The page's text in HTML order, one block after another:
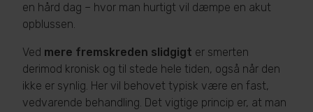
en hård dag – hvor man hurtigt vil dæmpe en akut
opblussen.
Ved mere fremskreden slidgigt er smerten
derimod kronisk og til stede hele tiden, også når den
ikke er synlig. Her vil behovet typisk være en fast,
vedvarende behandling. Det vigtige princip er, at man